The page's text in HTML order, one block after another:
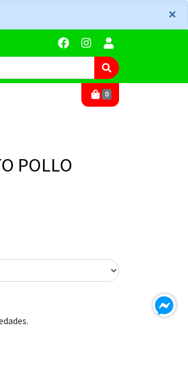
×
×
0
POLLO